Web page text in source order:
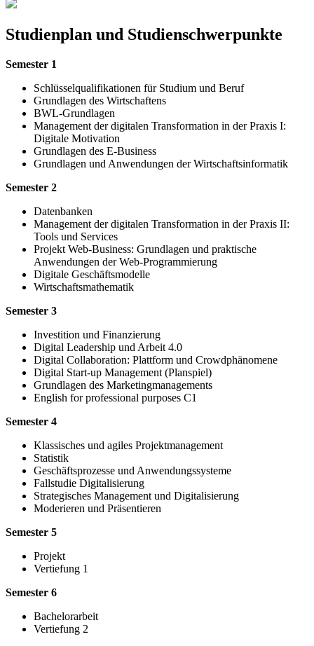
Studienplan und Studienschwerpunkte
Semester 1
Schlüsselqualifikationen für Studium und Beruf
Grundlagen des Wirtschaftens
BWL-Grundlagen
Management der digitalen Transformation in der Praxis I:
Digitale Motivation
Grundlagen des E-Business
Grundlagen und Anwendungen der Wirtschaftsinformatik
Semester 2
Datenbanken
Management der digitalen Transformation in der Praxis II:
Tools und Services
Projekt Web-Business: Grundlagen und praktische
Anwendungen der Web-Programmierung
Digitale Geschäftsmodelle
Wirtschaftsmathematik
Semester 3
Investition und Finanzierung
Digital Leadership und Arbeit 4.0
Digital Collaboration: Plattform und Crowdphänomene
Digital Start-up Management (Planspiel)
Grundlagen des Marketingmanagements
English for professional purposes C1
Semester 4
Klassisches und agiles Projektmanagement
Statistik
Geschäftsprozesse und Anwendungssysteme
Fallstudie Digitalisierung
Strategisches Management und Digitalisierung
Moderieren und Präsentieren
Semester 5
Projekt
Vertiefung 1
Semester 6
Bachelorarbeit
Vertiefung 2